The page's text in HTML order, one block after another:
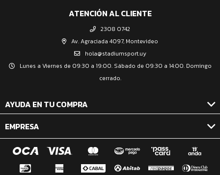
ATENCIÓN AL CLIENTE
2308 0742
Av. Agraciada 4097, Montevideo
hola@stadiumsport.uy
Lunes a Viernes de 09:30 a 19:00. Sábado de 09:30 a 14:00. Domingo
cerrado.
AYUDA EN TU COMPRA
EMPRESA